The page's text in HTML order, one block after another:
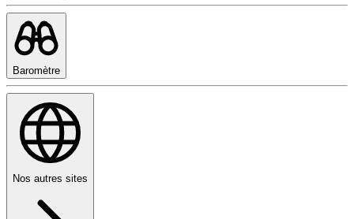
Baromètre
Nos autres sites